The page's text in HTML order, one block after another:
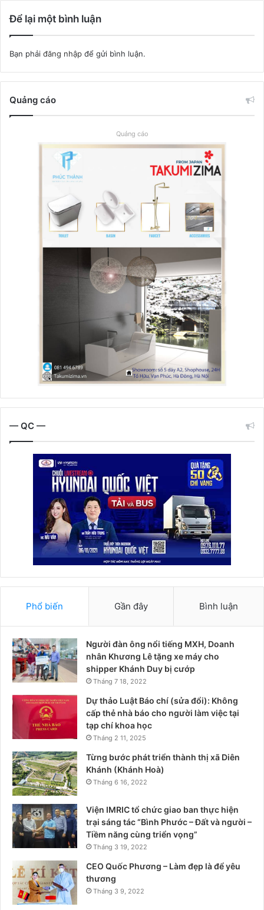
Để lại một bình luận
Bạn phải đăng nhập để gửi bình luận.
Quảng cáo
Quảng cáo
— QC —
Phổ biến Gần đây Bình luận
Người đàn ông nổi tiếng MXH, Doanh
nhân Khương Lê tặng xe máy cho
shipper Khánh Duy bị cướp
Tháng 7 18, 2022
Dự thảo Luật Báo chí (sửa đổi): Không
cấp thẻ nhà báo cho người làm việc tại
tạp chí khoa học
Tháng 2 11, 2025
Từng bước phát triển thành thị xã Diên
Khánh (Khánh Hoà)
Tháng 6 16, 2022
Viện IMRIC tổ chức giao ban thực hiện
trại sáng tác “Bình Phước – Đất và người –
Tiềm năng cùng triển vọng”
Tháng 3 19, 2022
CEO Quốc Phương – Làm đẹp là để yêu
thương
Tháng 3 9, 2022